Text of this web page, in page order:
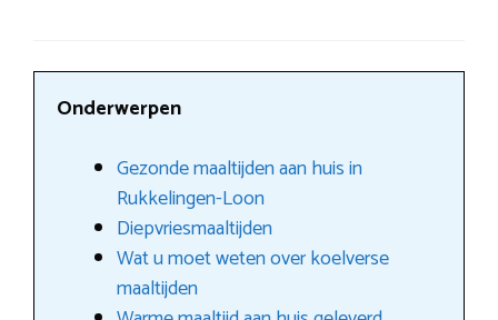
Onderwerpen
Gezonde maaltijden aan huis in
Rukkelingen-Loon
Diepvriesmaaltijden
Wat u moet weten over koelverse
maaltijden